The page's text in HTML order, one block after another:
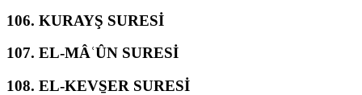
106. KURAYŞ SURESİ
107. EL-MÂʿÛN SURESİ
108. EL-KEVS̱ER SURESİ